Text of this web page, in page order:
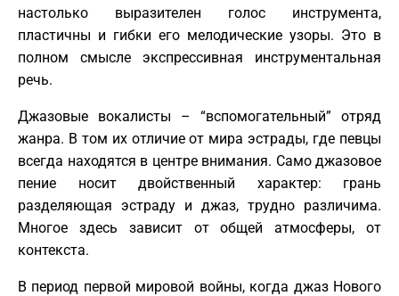
настолько выразителен голос инструмента,
пластичны и гибки его мелодические узоры. Это в
полном смысле экспрессивная инструментальная
речь.
Джазовые вокалисты – “вспомогательный” отряд
жанра. В том их отличие от мира эстрады, где певцы
всегда находятся в центре внимания. Само джазовое
пение носит двойственный характер: грань
разделяющая эстраду и джаз, трудно различима.
Многое здесь зависит от общей атмосферы, от
контекста.
В период первой мировой войны, когда джаз Нового